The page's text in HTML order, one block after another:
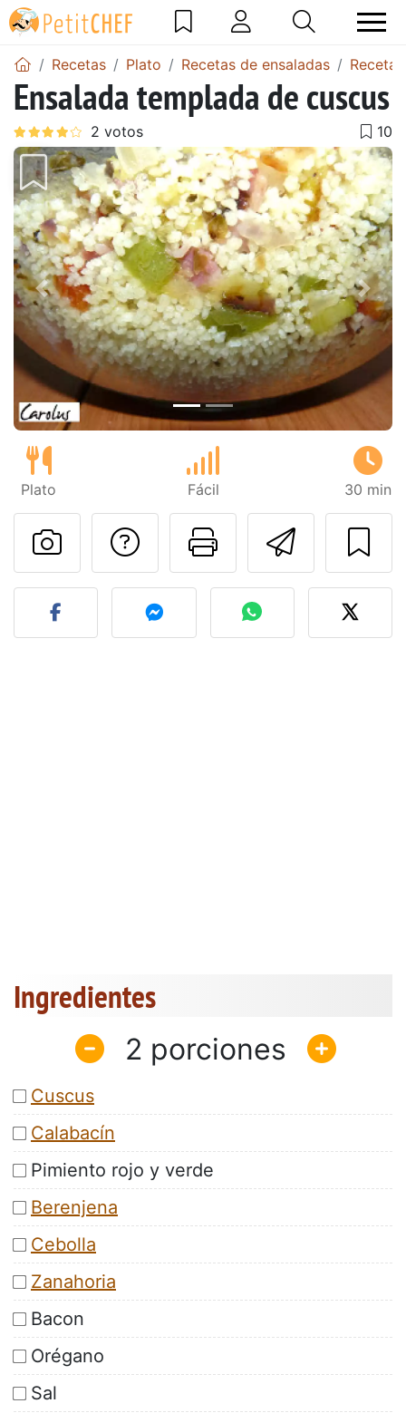
Recetas Plato Recetas de ensaladas
Ensalada templada de cuscus
Anterior
Plato Fácil 30 min
Imprimir
Preguntar al autor
Publicar la foto de esta
Ingredientes
2
Cuscus
Calabacín
Pimiento rojo y verde
Berenjena
Cebolla
Zanahoria
Bacon
Orégano
Sal